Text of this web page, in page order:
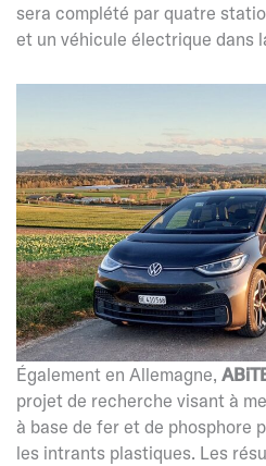
sera complété par quatre
et un véhicule électrique dans
Également en Allemagne,
projet de recherche visant à
à base de fer et de phosphore
les intrants plastiques. Les